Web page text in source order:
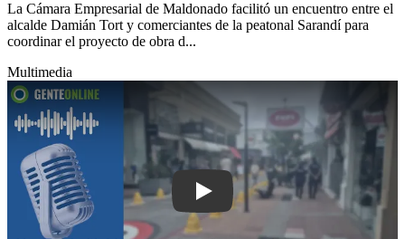
La Cámara Empresarial de Maldonado facilitó un encuentro entre el
alcalde Damián Tort y comerciantes de la peatonal Sarandí para
coordinar el proyecto de obra d...
Multimedia
Play: Alcalde de Maldonado sobre